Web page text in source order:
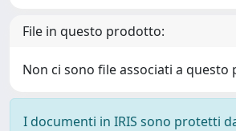
File in questo prodotto:
Non ci sono file associati a questo
I documenti in IRIS sono protetti